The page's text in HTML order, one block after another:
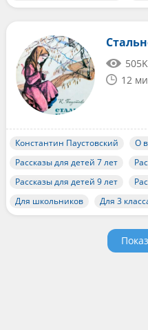
505K
12
Константин Паустовский О
Рассказы для детей 7 лет
Рассказы для детей 9 лет
Для школьников
Для 3